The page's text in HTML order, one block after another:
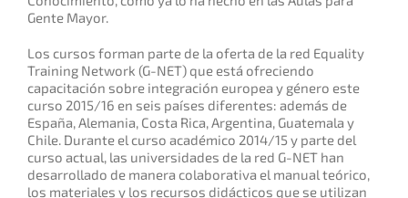
Gente Mayor.
Los cursos forman parte de la oferta de la red Equality
Training Network (G-NET) que está ofreciendo
capacitación sobre integración europea y género este
curso 2015/16 en seis países diferentes: además de
España, Alemania, Costa Rica, Argentina, Guatemala y
Chile. Durante el curso académico 2014/15 y parte del
curso actual, las universidades de la red G-NET han
desarrollado de manera colaborativa el manual teórico,
los materiales y los recursos didácticos que se utilizan